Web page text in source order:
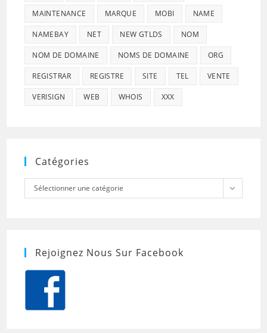
MAINTENANCE MARQUE MOBI NAME
NAMEBAY NET NEW GTLDS NOM
NOM DE DOMAINE NOMS DE DOMAINE ORG
REGISTRAR REGISTRE SITE TEL VENTE
VERISIGN WEB WHOIS XXX
Catégories
Catégories
Sélectionner une catégorie
Rejoignez Nous Sur Facebook